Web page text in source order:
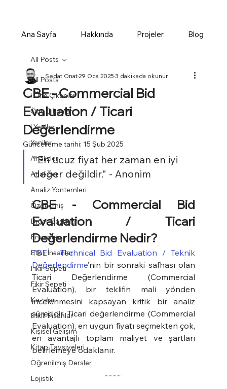
Ana Sayfa Hakkında Projeler Blog
All Posts
! Öne Çıkanlar
Öne Çıkanlar
! Yeniler
Yeniler
Analizler
Analizler
Analiz Yöntemleri
Özgeçmiş
Diğer Başlıklar
Envanter
Etkili İnsanlar
Fikir Sepeti
Fikir Sepeti
Kazalar
Etkili İnsanlar
Kişisel Gelişim
Kitap Tavsiyeleri
Öğrenilmiş Dersler
Lojistik
All Posts
CBE - Commercial Bid
Evaluation / Ticari
Değerlendirme
Sedat Onat29 Oca 20253 dakikada okunur
Güncelleme tarihi: 15 Şub 2025
"En ucuz fiyat her zaman en iyi
değer değildir." - Anonim
CBE - Commercial Bid
Evaluation / Ticari
Değerlendirme Nedir?
TBE - Technical Bid Evaluation / Teknik
Değerlendirme’nin bir sonraki safhası olan
Ticari Değerlendirme (Commercial
Evaluation), bir teklifin mali yönden
incelenmesini kapsayan kritik bir analiz
sürecidir. Ticari değerlendirme (Commercial
Evaluation), en uygun fiyatı seçmekten çok,
en avantajlı toplam maliyet ve şartları
belirlemeye odaklanır.